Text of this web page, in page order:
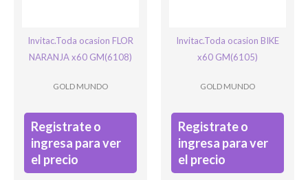
Invitac.Toda ocasion FLOR
NARANJA x60 GM(6108)
GOLD MUNDO
Registrate o
ingresa para ver
el precio
Invitac.Toda ocasion BIKE
x60 GM(6105)
GOLD MUNDO
Registrate o
ingresa para ver
el precio